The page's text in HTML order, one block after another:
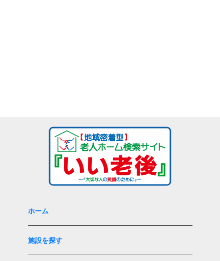
ホーム
施設を探す